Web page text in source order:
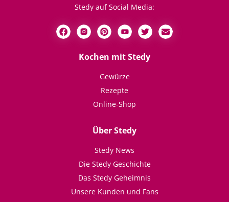
Stedy auf Social Media:
Kochen mit Stedy
Gewürze
Rezepte
Online-Shop
Über Stedy
Stedy News
Die Stedy Geschichte
Das Stedy Geheimnis
Unsere Kunden und Fans